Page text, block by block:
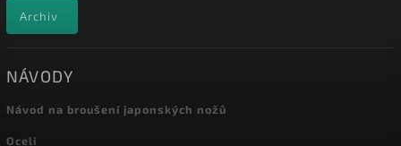
Archiv
NÁVODY
Návod na broušení japonských nožů
Oceli